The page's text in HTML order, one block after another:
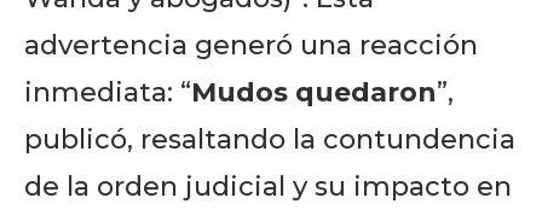
Don't miss
advertencia generó una reacción
inmediata: “Mudos quedaron”,
publicó, resaltando la contundencia
de la orden judicial y su impacto en